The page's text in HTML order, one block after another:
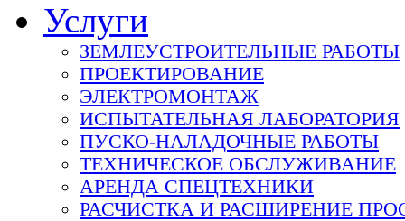
Услуги
ЗЕМЛЕУСТРОИТЕЛЬНЫЕ РАБОТЫ
ПРОЕКТИРОВАНИЕ
ЭЛЕКТРОМОНТАЖ
ИСПЫТАТЕЛЬНАЯ ЛАБОРАТОРИЯ
ПУСКО-НАЛАДОЧНЫЕ РАБОТЫ
ТЕХНИЧЕСКОЕ ОБСЛУЖИВАНИЕ
АРЕНДА СПЕЦТЕХНИКИ
РАСЧИСТКА И РАСШИРЕНИЕ